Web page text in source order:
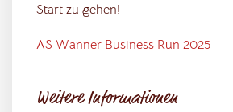
Start zu gehen!
AS Wanner Business Run 2025
Weitere Informationen